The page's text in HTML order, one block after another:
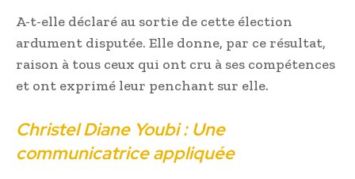
A-t-elle déclaré au sortie de cette élection
ardument disputée. Elle donne, par ce résultat,
raison à tous ceux qui ont cru à ses compétences
et ont exprimé leur penchant sur elle.
Christel Diane Youbi : Une
communicatrice appliquée